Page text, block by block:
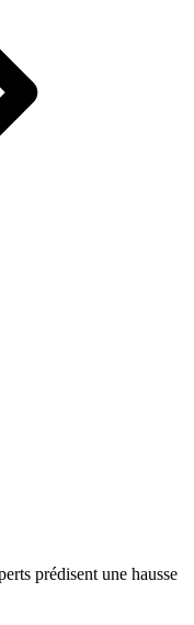
prédisent une hausse